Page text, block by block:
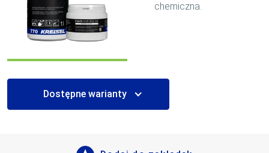
chemiczna.
Dostępne warianty